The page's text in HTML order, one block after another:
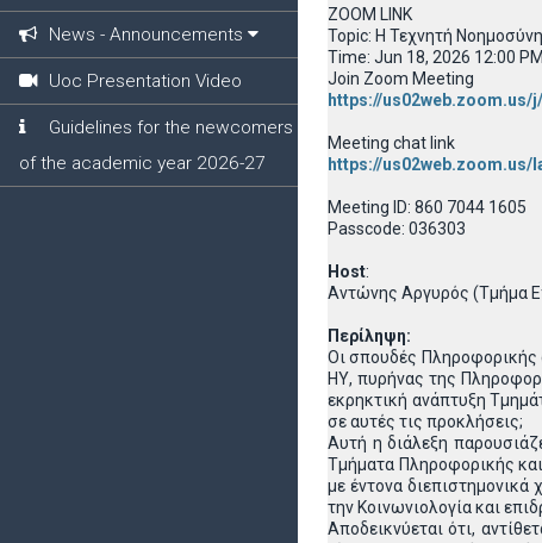
News - Announcements
Uoc Presentation Video
Guidelines for the newcomers
of the academic year 2026-27
ZOOM LINK
Topic: Η Τεχνητή
Time: Jun 18, 2026 12:00
Join Zoom Meeting
https://us02web.zoom.us/
Meeting chat link
https://us02web.zoom.us/
Meeting ID: 860 7044 1605
Passcode: 036303
Host:
Αντώνης Αργυρός (Τμήμα
Περίληψη:
Οι σπουδές Πληροφορικής
ΗΥ, πυρήνας της
εκρηκτική ανάπτυξη
σε αυτές τις προκλήσεις;
Αυτή η διάλεξη
Τμήματα Πληροφορικής
με έντονα
την Κοινωνιολογία και
Αποδεικνύεται ότι,